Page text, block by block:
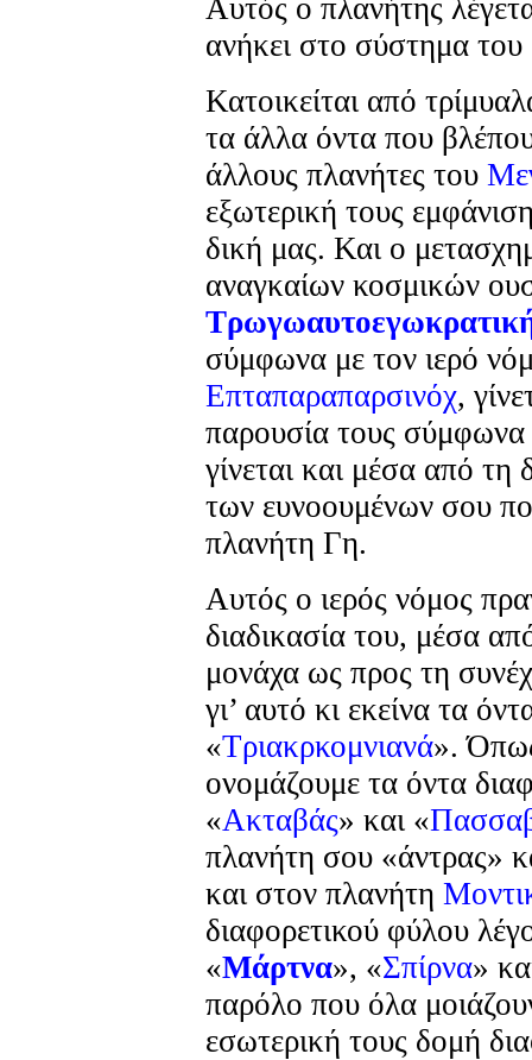
Αυτός ο πλανήτης
ανήκει στο σύστημα του
Κατοικείται από
τα άλλα όντα που
άλλους πλανήτες του
εξωτερική τους
δική μας. Και ο
αναγκαίων κοσμικών
σύμφωνα με τον ιερό
Επταπαραπαρσινόχ,
παρουσία τους σύμφωνα
γίνεται και μέσα από
των ευνοουμένων σου
πλανήτη Γη.
Αυτός ο ιερός νόμος
διαδικασία του, μέσα
μονάχα ως προς τη
γι’ αυτό κι εκείνα τα
«Τριακρκομνιανά».
ονομάζουμε τα όντα
«Ακταβάς» και «
πλανήτη σου «άντρας»
και στον πλανήτη
διαφορετικού φύλου
«Μάρτνα», «Σπίρνα»
παρόλο που όλα
εσωτερική τους δομή